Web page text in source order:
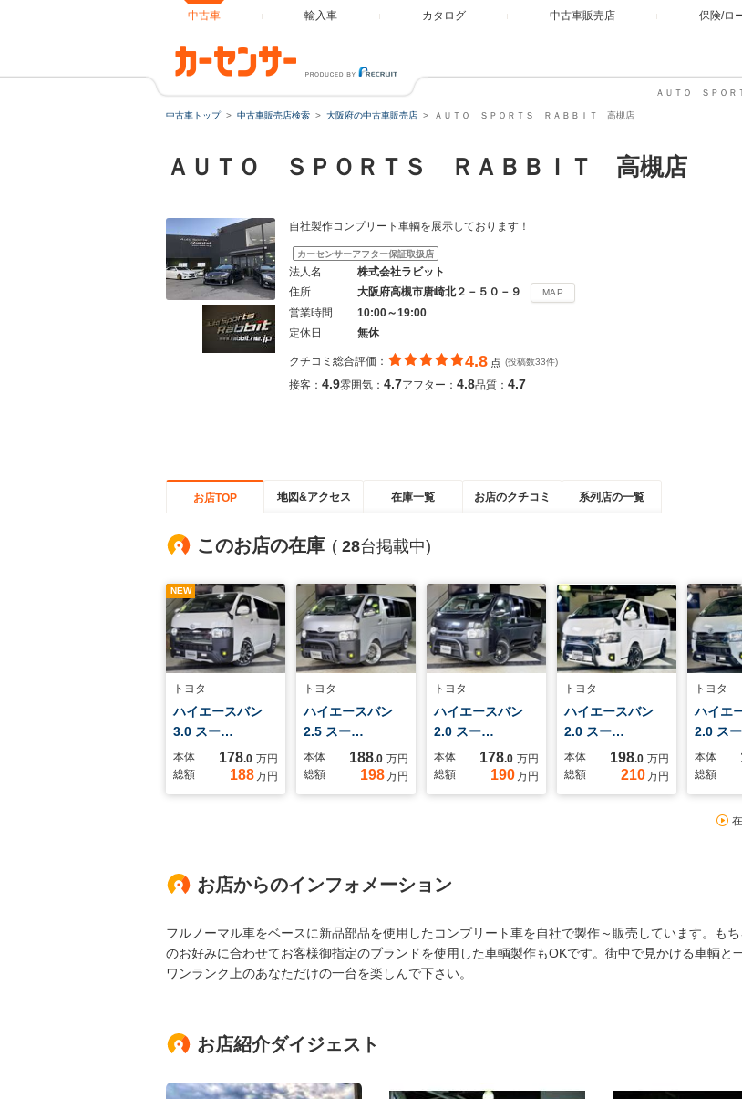
中古車 輸入車 カタログ 中古車販売店 保険/ロ
ＡＵＴＯ ＳＰＯＲ
中古車トップ 中古車販売店検索 大阪府の中古車販売店 ＡＵＴＯ ＳＰＯＲＴＳ ＲＡＢＢＩＴ 高槻店
ＡＵＴＯ ＳＰＯＲＴＳ ＲＡＢＢＩＴ 高槻店
自社製作コンプリート車輌を展示しております！
カーセンサーアフター保証取扱店
法人名
株式会社ラビット
住所
大阪府高槻市唐崎北２－５０－９ MAP
営業時間
10:00～19:00
定休日
無休
クチコミ総合評価： 4.8 点 (投稿数33件)
接客： 4.9雰囲気： 4.7アフター： 4.8品質： 4.7
お店TOP 地図&アクセス 在庫一覧 お店のクチコミ 系列店の一覧
このお店の在庫 ( 28台掲載中)
NEW
トヨタ
ハイエースバン
3.0 スー…
本体 178.0 万円
総額
188万円
トヨタ
ハイエースバン
2.5 スー…
本体 188.0 万円
総額
198万円
トヨタ
ハイエースバン
2.0 スー…
本体 178.0 万円
総額
190万円
トヨタ
ハイエースバン
2.0 スー…
本体 198.0 万円
総額
210万円
トヨタ
ハイエ
2.0 ス
本体
総額
お店からのインフォメーション
フルノーマル車をベースに新品部品を使用したコンプリート車を自社で製作～販売しています。も
のお好みに合わせてお客様御指定のブランドを使用した車輌製作もOKです。街中で見かける車輌と
ワンランク上のあなただけの一台を楽しんで下さい。
お店紹介ダイジェスト